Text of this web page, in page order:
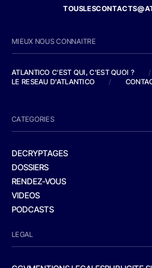
MIEUX NOUS CONNAITRE
ATLANTICO C'EST QUI, C'EST QUOI ?
/
LE RESEAU D'ATLANTICO
/
CATEGORIES
DECRYPTAGES
DOSSIERS
RENDEZ-VOUS
VIDEOS
PODCASTS
LEGAL